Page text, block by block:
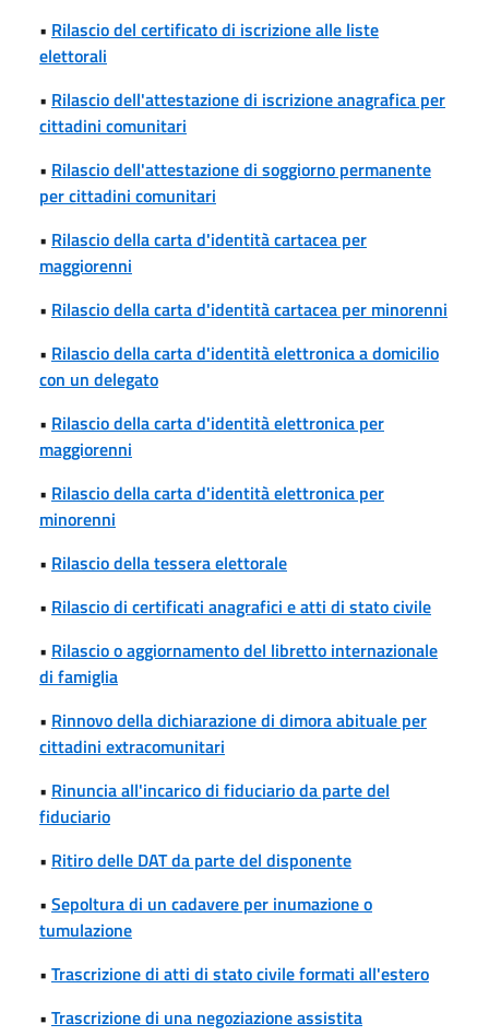
• Rilascio del certificato di iscrizione alle liste
elettorali
• Rilascio dell'attestazione di iscrizione anagrafica per
cittadini comunitari
• Rilascio dell'attestazione di soggiorno permanente
per cittadini comunitari
• Rilascio della carta d'identità cartacea per
maggiorenni
• Rilascio della carta d'identità cartacea per minorenni
• Rilascio della carta d'identità elettronica a domicilio
con un delegato
• Rilascio della carta d'identità elettronica per
maggiorenni
• Rilascio della carta d'identità elettronica per
minorenni
• Rilascio della tessera elettorale
• Rilascio di certificati anagrafici e atti di stato civile
• Rilascio o aggiornamento del libretto internazionale
di famiglia
• Rinnovo della dichiarazione di dimora abituale per
cittadini extracomunitari
• Rinuncia all'incarico di fiduciario da parte del
fiduciario
• Ritiro delle DAT da parte del disponente
• Sepoltura di un cadavere per inumazione o
tumulazione
• Trascrizione di atti di stato civile formati all'estero
• Trascrizione di una negoziazione assistita